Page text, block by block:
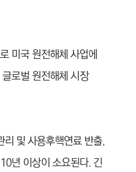
미국 원전해체 사업에
로벌 원전해체 시장
및 사용후핵연료 반출,
년 이상이 소요된다. 긴